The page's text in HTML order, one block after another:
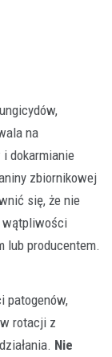
na
dokarmianie
zbiornikowej
się, że nie
wątpliwości
lub producentem.
patogenów,
rotacji z
Nie